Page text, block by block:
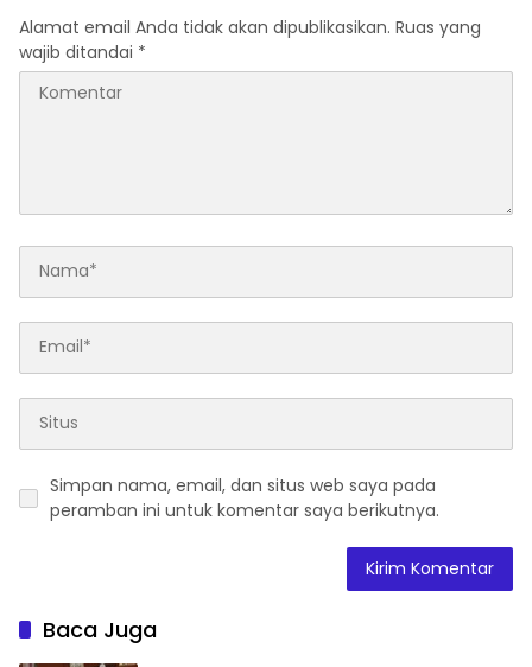
Alamat email Anda tidak akan dipublikasikan. Ruas yang
wajib ditandai *
Simpan nama, email, dan situs web saya pada
peramban ini untuk komentar saya berikutnya.
Baca Juga